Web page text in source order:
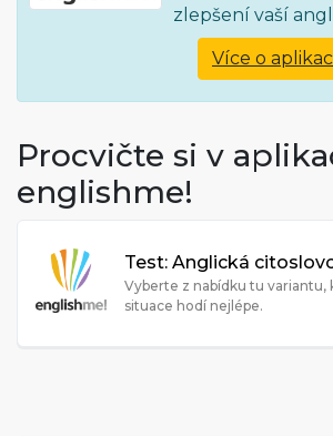
zlepšení vaší
Více o
Procvičte si v
englishme!
Test: Anglická
Vyberte z nabídku tu variantu,
situace hodí nejlépe.